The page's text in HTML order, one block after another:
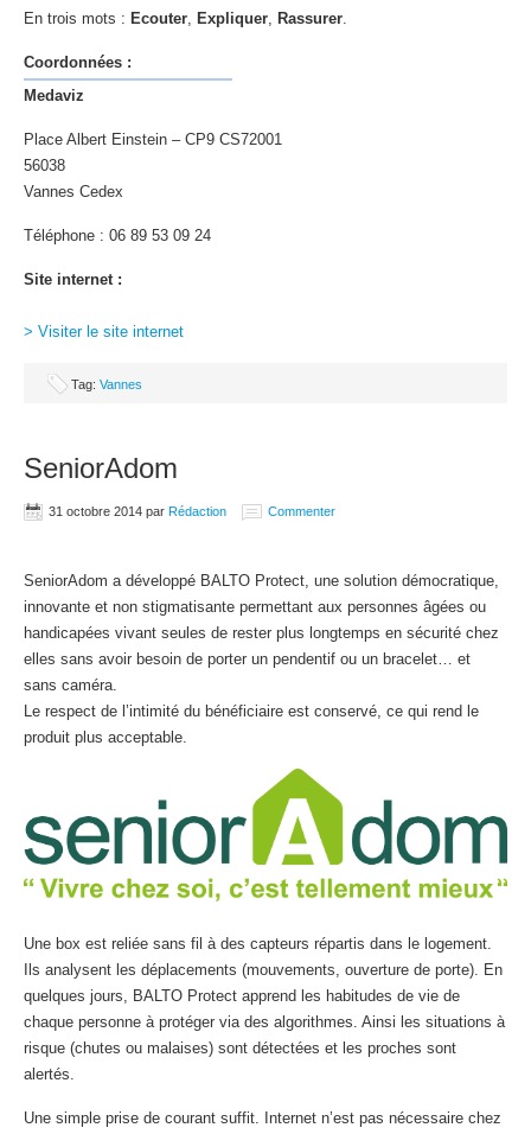
En trois mots : Ecouter Expliquer Rassurer
Coordonnées :
Medaviz
Place Albert Einstein – CP9 CS72001
56038
Vannes Cedex
Téléphone : 06 89 53 09 24
Site internet :
> Visiter le site internet
Tag: Vannes
SeniorAdom
31 octobre 2014 par Rédaction Commenter
SeniorAdom a développé BALTO Protect, une solution démocratique,
innovante et non stigmatisante permettant aux personnes âgées ou
handicapées vivant seules de rester plus longtemps en sécurité chez
elles sans avoir besoin de porter un pendentif ou un bracelet… et
sans caméra.
Le respect de l’intimité du bénéficiaire est conservé, ce qui rend le
produit plus acceptable.
Une box est reliée sans fil à des capteurs répartis dans le logement.
Ils analysent les déplacements (mouvements, ouverture de porte). En
quelques jours, BALTO Protect apprend les habitudes de vie de
chaque personne à protéger via des algorithmes. Ainsi les situations à
risque (chutes ou malaises) sont détectées et les proches sont
alertés.
Une simple prise de courant suffit. Internet n’est pas nécessaire chez